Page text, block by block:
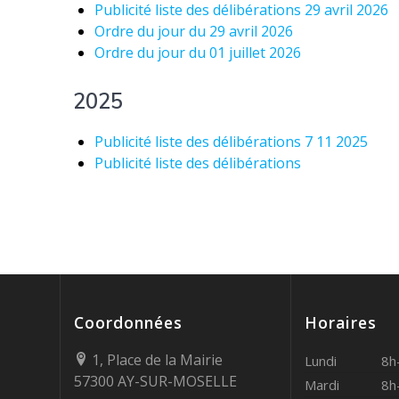
Publicité liste des délibérations 29 avril 2026
Ordre du jour du 29 avril 2026
Ordre du jour du 01 juillet 2026
2025
Publicité liste des délibérations 7 11 2025
Publicité liste des délibérations
Coordonnées
1, Place de la Mairie
57300 AY-SUR-MOSELLE
Horaires
Lundi
Mardi